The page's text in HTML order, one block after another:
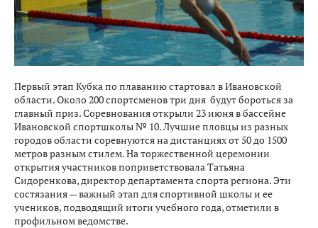
Первый этап Кубка по плаванию стартовал в Ивановской
области. Около 200 спортсменов три дня будут бороться за
главный приз. Соревнования открыли 23 июня в бассейне
Ивановской спортшколы № 10. Лучшие пловцы из разных
городов области соревнуются на дистанциях от 50 до 1500
метров разным стилем. На торжественной церемонии
открытия участников поприветствовала Татьяна
Сидоренкова, директор департамента спорта региона. Эти
состязания — важный этап для спортивной школы и ее
учеников, подводящий итоги учебного года, отметили в
профильном ведомстве.